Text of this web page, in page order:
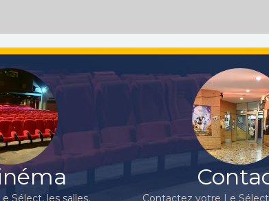
Sélect, les salles, Contactez votre Le